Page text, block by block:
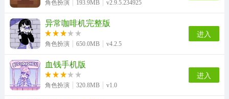
角色扮演 193.9MB v2.9.5.234925
异常咖啡机完整版
角色扮演 650.0MB v4.2.5
进入
血钱手机版
角色扮演 320.8MB v1.0
进入